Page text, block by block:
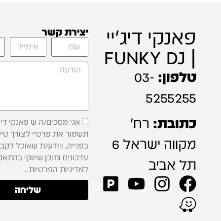
פאנקי דיג'יי
| FUNKY DJ
טלפון: 03-
5255255
כתובת: רח'
מקווה ישראל 6
תל אביב
יצירת קשר
אני מסכים/ה ש פאנקי
תשמור את פרטיי לצורך
בפנייה, ויודע/ת שאוכל
עדכונים ותוכן שיווקי
למדיניות הפרטיות .
שליחה